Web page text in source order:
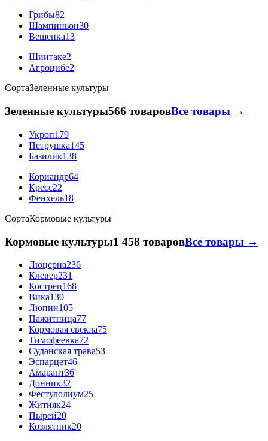
Грибы82
Шампиньон30
Вешенка13
Шиитаке2
Агроцибе2
СортаЗеленные культуры
Зеленные культуры566 товаровВсе товары →
Укроп179
Петрушка145
Базилик138
Кориандр64
Кресс22
Фенхель18
СортаКормовые культуры
Кормовые культуры1 458 товаровВсе товары →
Люцерна236
Клевер231
Кострец168
Вика130
Люпин105
Пажитница77
Кормовая свекла75
Тимофеевка72
Суданская трава53
Эспарцет46
Амарант36
Донник32
Фестулолиум25
Житняк24
Пырей20
Козлятник20